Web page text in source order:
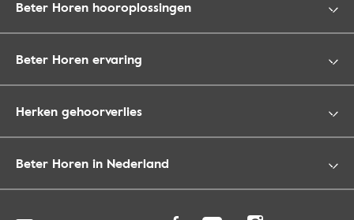
Beter Horen hooroplossingen
Beter Horen ervaring
Herken gehoorverlies
Beter Horen in Nederland